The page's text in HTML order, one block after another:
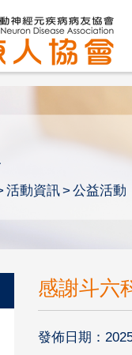
活動資訊 公益活動
感謝斗六
發佈日期：